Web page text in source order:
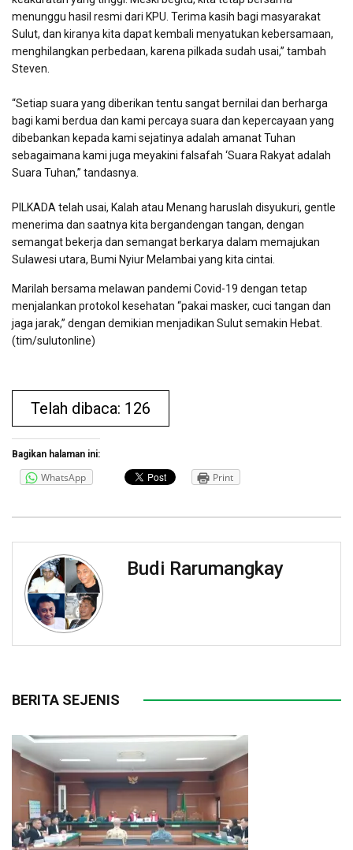
menunggu hasil resmi dari KPU. Terima kasih bagi masyarakat
Sulut, dan kiranya kita dapat kembali menyatukan kebersamaan,
menghilangkan perbedaan, karena pilkada sudah usai,” tambah
Steven.
“Setiap suara yang diberikan tentu sangat bernilai dan berharga
bagi kami berdua dan kami percaya suara dan kepercayaan yang
dibebankan kepada kami sejatinya adalah amanat Tuhan
sebagaimana kami juga meyakini falsafah ‘Suara Rakyat adalah
Suara Tuhan,” tandasnya.
PILKADA telah usai, Kalah atau Menang haruslah disyukuri, gentle
menerima dan saatnya kita bergandengan tangan, dengan
semangat bekerja dan semangat berkarya dalam memajukan
Sulawesi utara, Bumi Nyiur Melambai yang kita cintai.
Marilah bersama melawan pandemi Covid-19 dengan tetap
menjalankan protokol kesehatan “pakai masker, cuci tangan dan
jaga jarak,” dengan demikian menjadikan Sulut semakin Hebat.
(tim/sulutonline)
Telah dibaca: 126
Bagikan halaman ini:
WhatsApp Print
Budi Rarumangkay
BERITA SEJENIS